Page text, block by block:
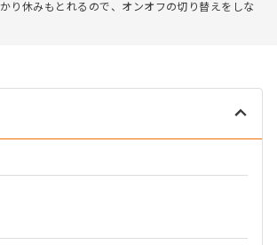
り休みもとれるので、オンオフの切り替えをしな